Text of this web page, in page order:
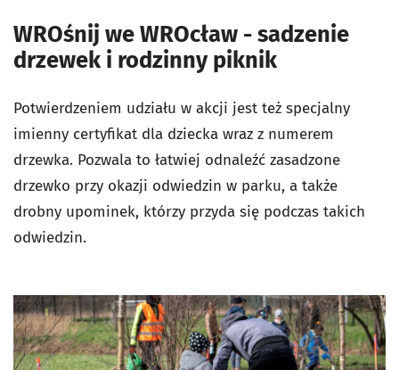
WROśnij we WROcław - sadzenie
drzewek i rodzinny piknik
Potwierdzeniem udziału w akcji jest też specjalny
imienny certyfikat dla dziecka wraz z numerem
drzewka. Pozwala to łatwiej odnaleźć zasadzone
drzewko przy okazji odwiedzin w parku, a także
drobny upominek, którzy przyda się podczas takich
odwiedzin.